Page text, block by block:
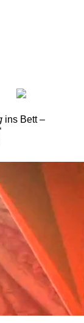
ins Bett –